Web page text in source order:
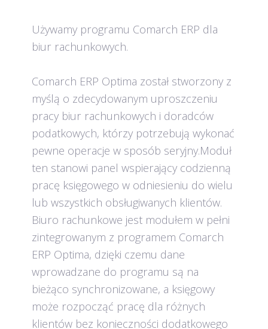
Używamy programu Comarch ERP dla
biur rachunkowych.
Comarch ERP Optima został stworzony z
myślą o zdecydowanym uproszczeniu
pracy biur rachunkowych i doradców
podatkowych, którzy potrzebują wykonać
pewne operacje w sposób seryjny.Moduł
ten stanowi panel wspierający codzienną
pracę księgowego w odniesieniu do wielu
lub wszystkich obsługiwanych klientów.
Biuro rachunkowe jest modułem w pełni
zintegrowanym z programem Comarch
ERP Optima, dzięki czemu dane
wprowadzane do programu są na
bieżąco synchronizowane, a księgowy
może rozpocząć pracę dla różnych
klientów bez konieczności dodatkowego